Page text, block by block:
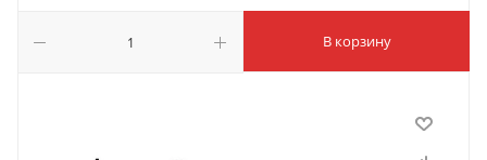
В корзину